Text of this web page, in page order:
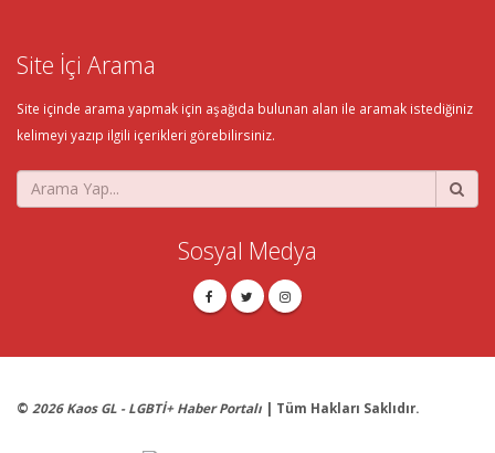
Site İçi Arama
Site içinde arama yapmak için aşağıda bulunan alan ile aramak istediğiniz
kelimeyi yazıp ilgili içerikleri görebilirsiniz.
Sosyal Medya
© 2026 Kaos GL - LGBTİ+ Haber Portalı | Tüm Hakları Saklıdır.